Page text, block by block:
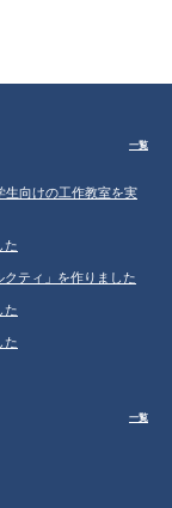
一覧
生向けの工作教室を実
た
ティ」を作りました
た
た
一覧